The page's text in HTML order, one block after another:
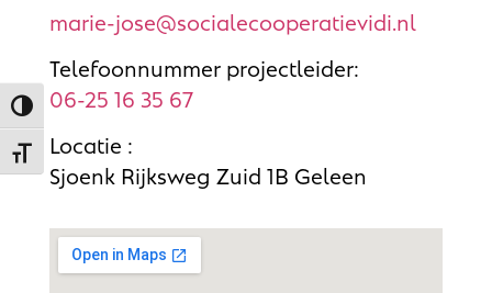
Toggle High Contrast
Toggle Font size
marie-jose@socialecooperatievidi.nl
Telefoonnummer projectleider:
06-25 16 35 67
Locatie :
Sjoenk Rijksweg Zuid 1B Geleen